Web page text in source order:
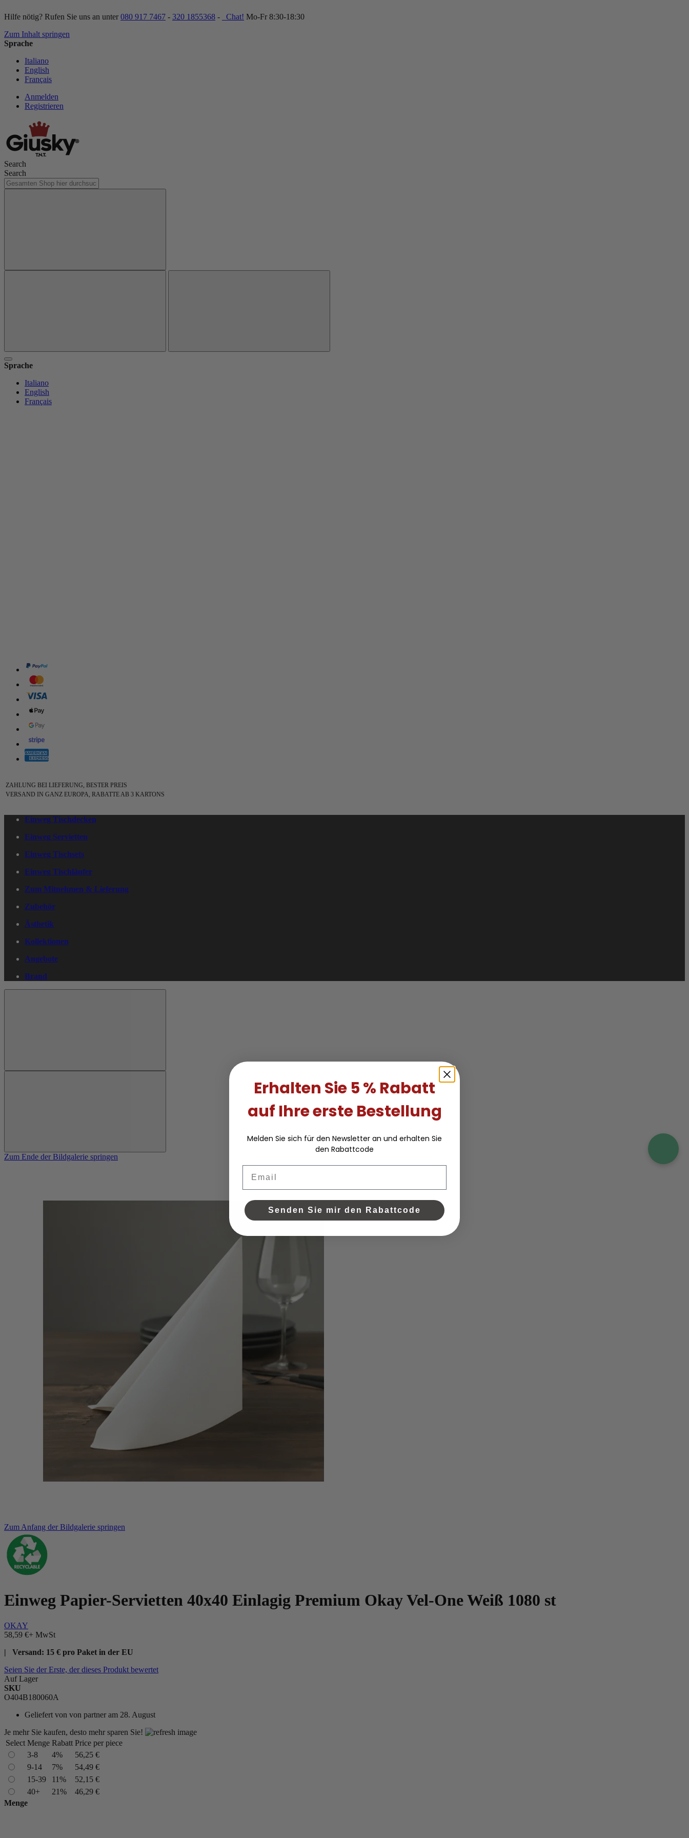
Hilfe nötig? Rufen Sie uns an unter 080 917 7467 - 320 1855368 - Chat! Mo-Fr 8:30-18:30
Zum Inhalt springen
Sprache
Italiano
English
Français
Anmelden
Registrieren
Search
Search
Sprache
Italiano
English
Français
ZAHLUNG BEI LIEFERUNG, BESTER PREIS
VERSAND IN GANZ EUROPA, RABATTE AB 3 KARTONS
Einweg Tischdecken
Einweg Servietten
Einweg Tischsets
Einweg Tischläufer
Zum Mitnehmen & Lieferung
Zubehör
Ästhetik
Kollektionen
Angebote
Brand
Zum Ende der Bildgalerie springen
Zum Anfang der Bildgalerie springen
Einweg Papier-Servietten 40x40 Einlagig Premium Okay Vel-One Weiß 1080 st
OKAY
58,59 €+ MwSt
| Versand: 15 € pro Paket in der EU
Seien Sie der Erste, der dieses Produkt bewertet
Auf Lager
SKU
O404B180060A
Geliefert von von partner am 28. August
Je mehr Sie kaufen, desto mehr sparen Sie!
Select Menge Rabatt Price per piece
3-8
4%
56,25 €
9-14
7%
54,49 €
15-39
11%
52,15 €
40+
21%
46,29 €
Menge
Erhalten Sie 5 % Rabatt
auf Ihre erste Bestellung
Melden Sie sich für den Newsletter an und erhalten Sie
den Rabattcode
Senden Sie mir den Rabattcode